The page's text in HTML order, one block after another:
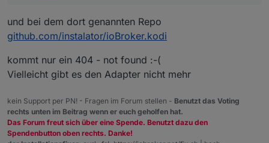
und bei dem dort genannten Repo
github.com/instalator/ioBroker.kodi
kommt nur ein 404 - not found :-(
Vielleicht gibt es den Adapter nicht mehr
kein Support per PN! - Fragen im Forum stellen - Benutzt das Voting
rechts unten im Beitrag wenn er euch geholfen hat.
Das Forum freut sich über eine Spende. Benutzt dazu den
Spendenbutton oben rechts. Danke!